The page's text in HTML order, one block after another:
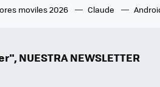
moviles 2026 Claude
NUESTRA NEWSLETTER